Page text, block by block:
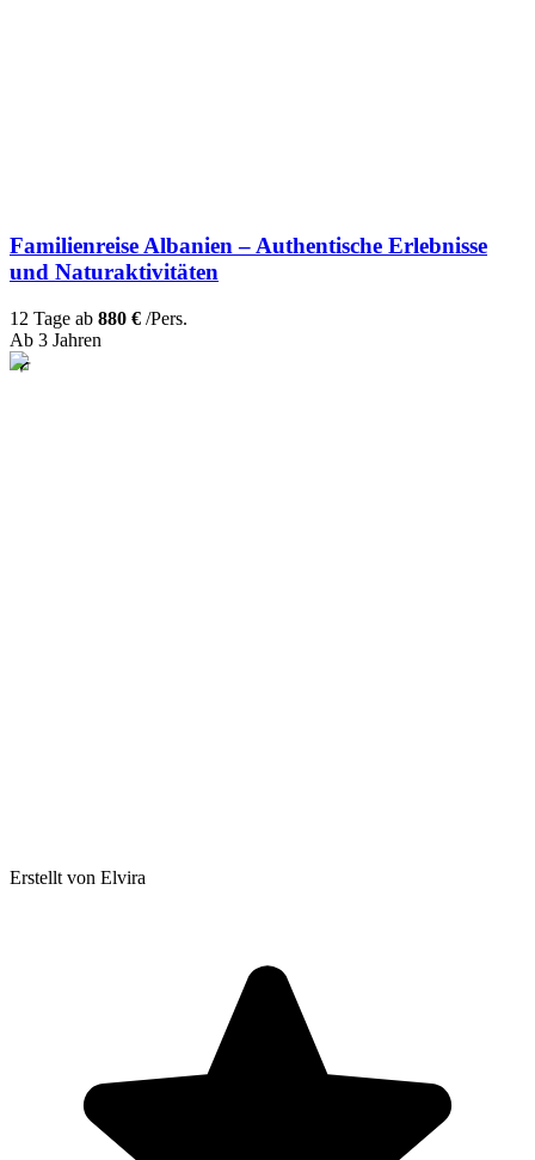
Familienreise Albanien – Authentische Erlebnisse
und Naturaktivitäten
12 Tage ab 880 € /Pers.
Ab 3 Jahren
Erstellt von Elvira